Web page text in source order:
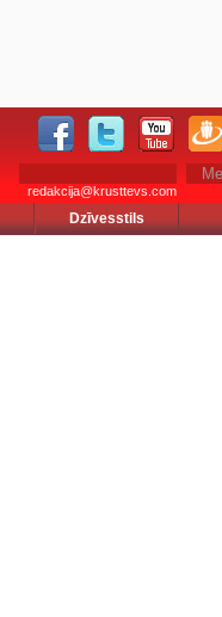
redakcija@krusttevs.com
Dzīvesstils